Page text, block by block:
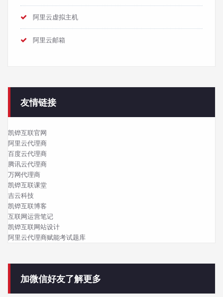
阿里云虚拟主机
阿里云邮箱
友情链接
凯铧互联官网
阿里云代理商
百度云代理商
腾讯云代理商
万网代理商
凯铧互联课堂
吉云科技
凯铧互联博客
互联网运营笔记
凯铧互联网站设计
阿里云代理商赋能考试题库
加微信好友了解更多